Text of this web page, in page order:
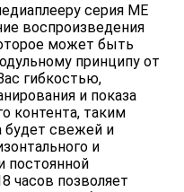
серия ME
воспроизведения
может быть
принципу от
гибкостью,
и показа
контента, таким
будет свежей и
и
постоянной
часов позволяет